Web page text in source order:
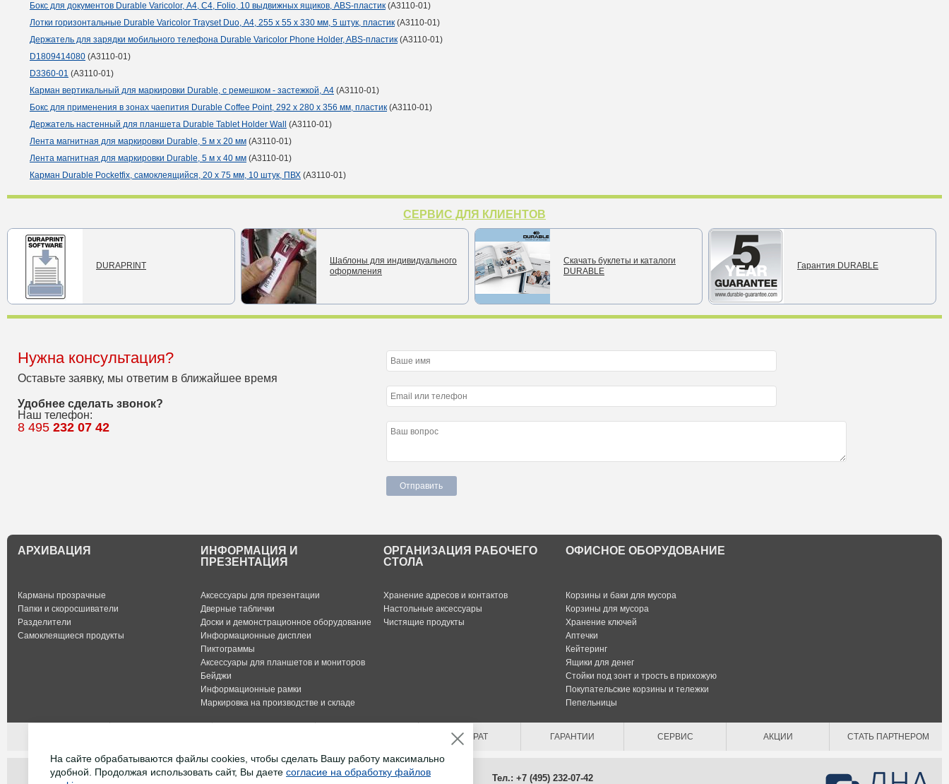
Бокс для документов Durable Varicolor, А4, С4, Folio, 10 выдвижных ящиков, ABS-пластик (A3110-01)
Лотки горизонтальные Durable Varicolor Trayset Duo, А4, 255 x 55 x 330 мм, 5 штук, пластик (A3110-01)
Держатель для зарядки мобильного телефона Durable Varicolor Phone Holder, ABS-пластик (A3110-01)
D1809414080 (A3110-01)
D3360-01 (A3110-01)
Карман вертикальный для маркировки Durable, с ремешком - застежкой, А4 (A3110-01)
Бокс для применения в зонах чаепития Durable Coffee Point, 292 x 280 x 356 мм, пластик (A3110-01)
Держатель настенный для планшета Durable Tablet Holder Wall
(A3110-01)
Лента магнитная для маркировки Durable, 5 м х 20 мм (A3110-01)
Лента магнитная для маркировки Durable, 5 м х 40 мм (A3110-01)
Карман Durable Pocketfix, самоклеящийся, 20 х 75 мм, 10 штук, ПВХ (A3110-01)
СЕРВИС ДЛЯ КЛИЕНТОВ
DURAPRINT
Шаблоны для индивидуального
оформления
Скачать буклеты и каталоги
DURABLE
Гарантия DURABLE
Нужна консультация?
Оставьте заявку, мы ответим в ближайшее время
Удобнее сделать звонок?
Наш телефон:
8 495 232 07 42
АРХИВАЦИЯ
Карманы прозрачные
Папки и скоросшиватели
Разделители
Самоклеящиеся продукты
ИНФОРМАЦИЯ И
ПРЕЗЕНТАЦИЯ
Аксессуары для презентации
Дверные таблички
Доски и демонстрационное оборудование
Информационные дисплеи
Пиктограммы
Аксессуары для планшетов и мониторов
Бейджи
Информационные рамки
Маркировка на производстве и складе
ОРГАНИЗАЦИЯ РАБОЧЕГО
СТОЛА
Хранение адресов и контактов
Настольные аксессуары
Чистящие продукты
ОФИСНОЕ ОБОРУДОВАНИЕ
Корзины и баки для мусора
Корзины для мусора
Хранение ключей
Аптечки
Кейтеринг
Ящики для денег
Стойки под зонт и трость в прихожую
Покупательские корзины и тележки
Пепельницы
ВОЗВРАТ ГАРАНТИИ СЕРВИС АКЦИИ СТАТЬ ПАРТНЕРОМ
Тел.: +7 (495) 232-07-42
На сайте обрабатываются файлы cookies, чтобы сделать Вашу работу максимально
удобной. Продолжая использовать сайт, Вы даете согласие на обработку файлов